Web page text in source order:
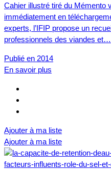
Cahier illustré tiré du Mémento
immédiatement en
experts, l’IFIP propose un
professionnels des viandes et…
Publié en 2014
En savoir plus
Ajouter à ma liste
Ajouter à ma liste